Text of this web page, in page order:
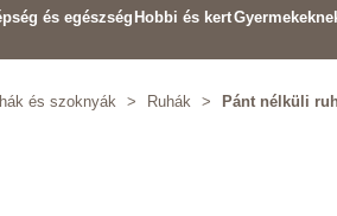
és egészség Hobbi és kert
és szoknyák > Ruhák > Pánt nélküli